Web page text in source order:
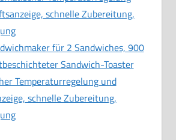
für 2 Sandwiches, 900
Sandwich-Toaster
Temperaturregelung und
schnelle Zubereitung,